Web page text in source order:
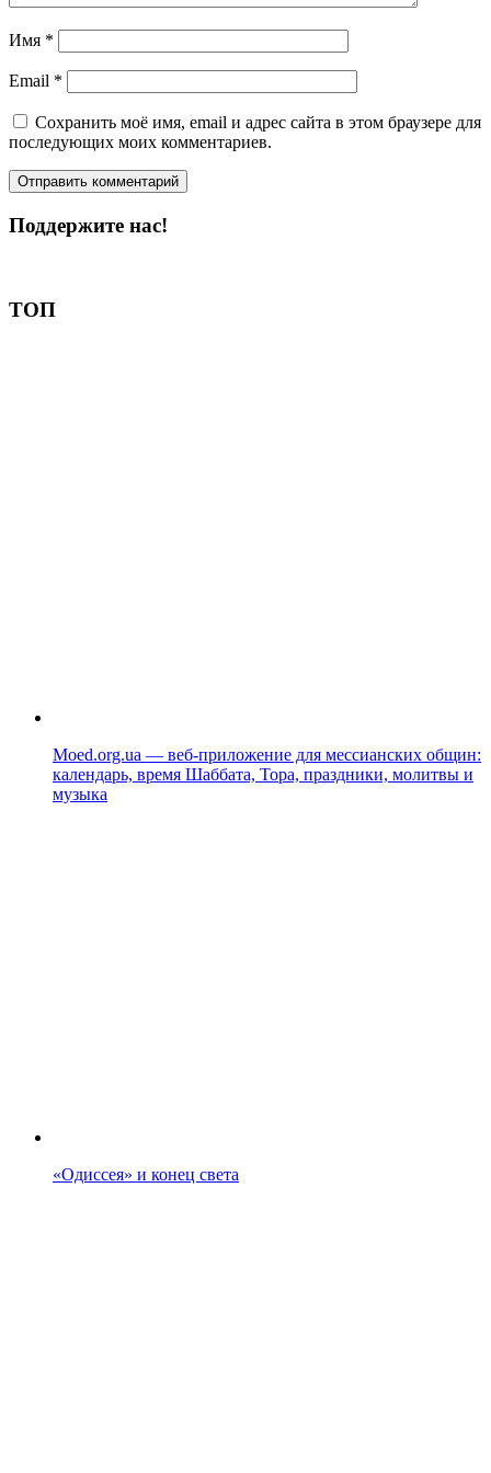
Имя *
Email *
Сохранить моё имя, email и адрес сайта в этом браузере для
последующих моих комментариев.
Поддержите нас!
ТОП
Moed.org.ua — веб-приложение для мессианских общин:
календарь, время Шаббата, Тора, праздники, молитвы и
музыка
«Одиссея» и конец света